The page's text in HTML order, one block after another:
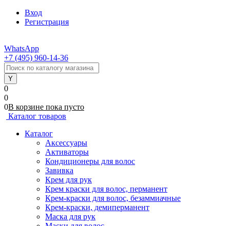
Вход
Регистрация
WhatsApp
+7 (495) 960-14-36
0
0
0В корзине пока пусто
Каталог товаров
Каталог
Аксессуары
Активаторы
Кондиционеры для волос
Завивка
Крем для рук
Крем краски для волос, перманент
Крем-краски для волос, безаммиачные
Крем-краски, демиперманент
Маска для рук